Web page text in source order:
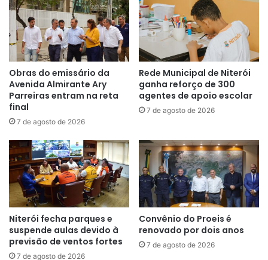
Obras do emissário da
Avenida Almirante Ary
Parreiras entram na reta
final
7 de agosto de 2026
Rede Municipal de Niterói
ganha reforço de 300
agentes de apoio escolar
7 de agosto de 2026
Niterói fecha parques e
suspende aulas devido à
previsão de ventos fortes
7 de agosto de 2026
Convênio do Proeis é
renovado por dois anos
7 de agosto de 2026